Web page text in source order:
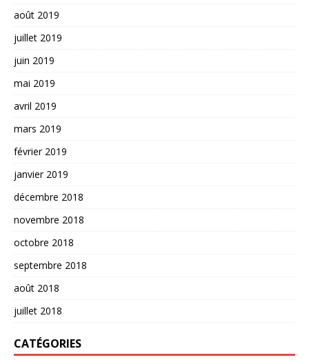
août 2019
juillet 2019
juin 2019
mai 2019
avril 2019
mars 2019
février 2019
janvier 2019
décembre 2018
novembre 2018
octobre 2018
septembre 2018
août 2018
juillet 2018
CATÉGORIES